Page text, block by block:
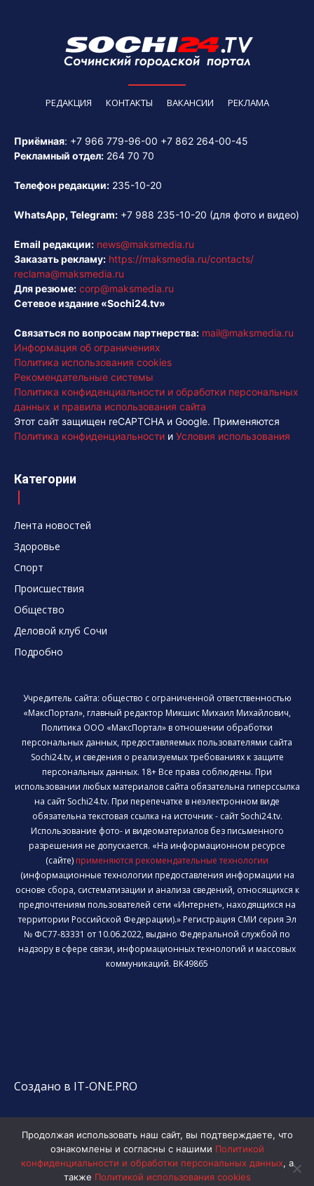
РЕДАКЦИЯ КОНТАКТЫ ВАКАНСИИ РЕКЛАМА
Приёмная: +7 966 779-96-00 +7 862 264-00-45
Рекламный отдел: 264 70 70
Телефон редакции: 235-10-20
WhatsApp, Telegram: +7 988 235-10-20 (для фото и видео)
Email редакции: news@maksmedia.ru
Заказать рекламу: https://maksmedia.ru/contacts/
reclama@maksmedia.ru
Для резюме: corp@maksmedia.ru
Сетевое издание «Sochi24.tv»
Связаться по вопросам партнерства: mail@maksmedia.ru
Информация об ограничениях
Политика использования cookies
Рекомендательные системы
Политика конфиденциальности и обработки персональных
данных и правила использования сайта
Этот сайт защищен reCAPTCHA и Google. Применяются
Политика конфиденциальности и Условия использования
Категории
Лента новостей
Здоровье
Спорт
Происшествия
Общество
Деловой клуб Сочи
Подробно
Учредитель сайта: общество с ограниченной ответственностью
«МаксПортал», главный редактор Микшис Михаил Михайлович,
Политика ООО «МаксПортал» в отношении обработки
персональных данных, предоставляемых пользователями сайта
Sochi24.tv, и сведения о реализуемых требованиях к защите
персональных данных. 18+ Все права соблюдены. При
использовании любых материалов сайта обязательна гиперссылка
на сайт Sochi24.tv. При перепечатке в неэлектронном виде
обязательна текстовая ссылка на источник - сайт Sochi24.tv.
Использование фото- и видеоматериалов без письменного
разрешения не допускается. «На информационном ресурсе
(сайте) применяются рекомендательные технологии
(информационные технологии предоставления информации на
основе сбора, систематизации и анализа сведений, относящихся к
предпочтениям пользователей сети «Интернет», находящихся на
территории Российской Федерации).» Регистрация СМИ серия Эл
№ ФС77-83331 от 10.06.2022, выдано Федеральной службой по
надзору в сфере связи, информационных технологий и массовых
коммуникаций. ВК49865
Создано в IT-ONE.PRO
Продолжая использовать наш сайт, вы подтверждаете, что
ознакомлены и согласны с нашими Политикой
конфиденциальности и обработки персональных данных, а
также Политикой использования cookies